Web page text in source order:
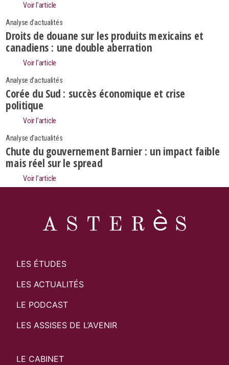
Voir l’article
Analyse d'actualités
Droits de douane sur les produits mexicains et
canadiens : une double aberration
Voir l’article
Analyse d'actualités
Corée du Sud : succès économique et crise
politique
Voir l’article
Analyse d'actualités
Chute du gouvernement Barnier : un impact faible
mais réel sur le spread
Voir l’article
LES ÉTUDES
LES ACTUALITÉS
LE PODCAST
LES ASSISES DE L’AVENIR
LE CABINET
Search